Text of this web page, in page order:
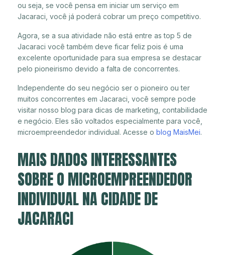
ou seja, se você pensa em iniciar um serviço em
Jacaraci, você já poderá cobrar um preço competitivo.
Agora, se a sua atividade não está entre as top 5 de
Jacaraci você também deve ficar feliz pois é uma
excelente oportunidade para sua empresa se destacar
pelo pioneirismo devido a falta de concorrentes.
Independente do seu negócio ser o pioneiro ou ter
muitos concorrentes em Jacaraci, você sempre pode
visitar nosso blog para dicas de marketing, contabilidade
e negócio. Eles são voltados especialmente para você,
microempreendedor individual. Acesse o blog MaisMei.
MAIS DADOS INTERESSANTES
SOBRE O MICROEMPREENDEDOR
INDIVIDUAL NA CIDADE DE
JACARACI